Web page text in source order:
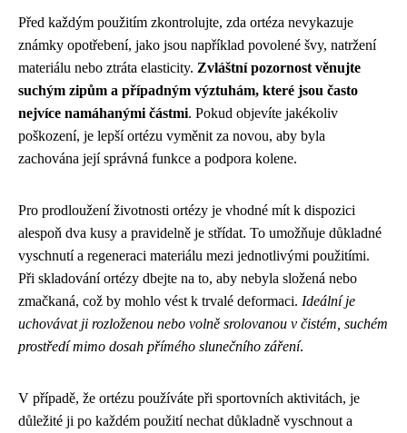
Před každým použitím zkontrolujte, zda ortéza nevykazuje
známky opotřebení, jako jsou například povolené švy, natržení
materiálu nebo ztráta elasticity. Zvláštní pozornost věnujte
suchým zipům a případným výztuhám, které jsou často
nejvíce namáhanými částmi. Pokud objevíte jakékoliv
poškození, je lepší ortézu vyměnit za novou, aby byla
zachována její správná funkce a podpora kolene.
Pro prodloužení životnosti ortézy je vhodné mít k dispozici
alespoň dva kusy a pravidelně je střídat. To umožňuje důkladné
vyschnutí a regeneraci materiálu mezi jednotlivými použitími.
Při skladování ortézy dbejte na to, aby nebyla složená nebo
zmačkaná, což by mohlo vést k trvalé deformaci. Ideální je
uchovávat ji rozloženou nebo volně srolovanou v čistém, suchém
prostředí mimo dosah přímého slunečního záření.
V případě, že ortézu používáte při sportovních aktivitách, je
důležité ji po každém použití nechat důkladně vyschnout a